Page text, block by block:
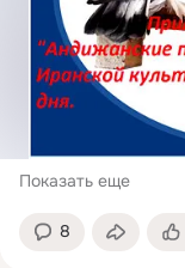
Показать еще
8